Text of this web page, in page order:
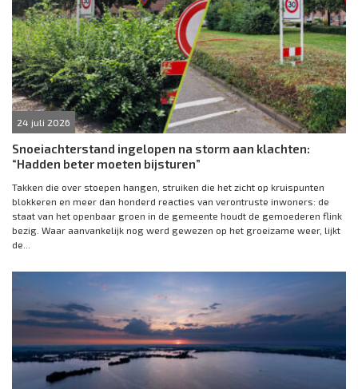
24 juli 2026
Snoeiachterstand ingelopen na storm aan klachten:
“Hadden beter moeten bijsturen”
Takken die over stoepen hangen, struiken die het zicht op kruispunten
blokkeren en meer dan honderd reacties van verontruste inwoners: de
staat van het openbaar groen in de gemeente houdt de gemoederen flink
bezig. Waar aanvankelijk nog werd gewezen op het groeizame weer, lijkt
de...